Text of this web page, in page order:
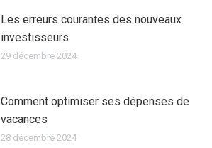
Les erreurs courantes des nouveaux
investisseurs
29 décembre 2024
Comment optimiser ses dépenses de
vacances
28 décembre 2024